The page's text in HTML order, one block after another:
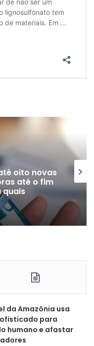
oito novas
até o fim
quais
da Amazônia usa
para
humano e afastar